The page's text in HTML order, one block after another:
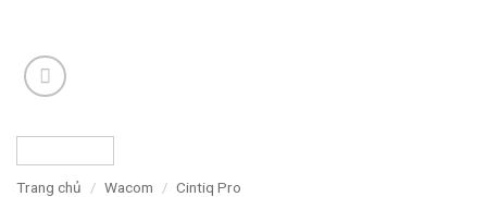
Trang chủ / Wacom / Cintiq Pro